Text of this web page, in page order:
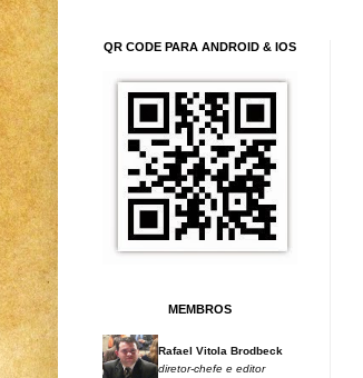
QR CODE PARA ANDROID & IOS
MEMBROS
Rafael Vitola Brodbeck
diretor-chefe e editor